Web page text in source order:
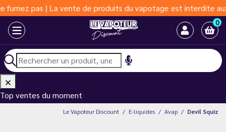
| La vente de produits du vapotage est interdite aux moins
0
Top ventes du moment
Le Vapoteur Discount E-liquides Avap Devil Squiz